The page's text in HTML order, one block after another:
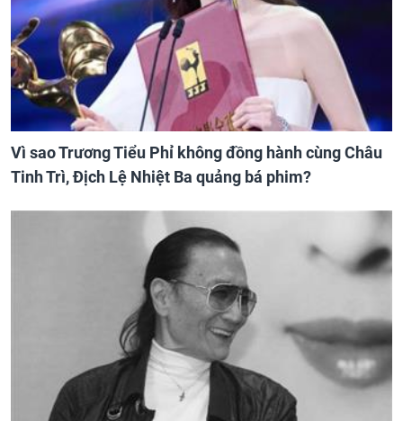
Vì sao Trương Tiểu Phỉ không đồng hành cùng Châu
Tinh Trì, Địch Lệ Nhiệt Ba quảng bá phim?